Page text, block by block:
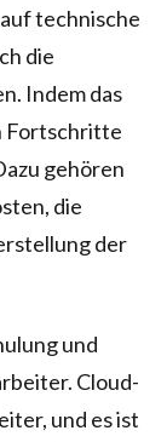
technische
die
Indem das
Fortschritte
gehören
die
der
und
Cloud-
und es ist